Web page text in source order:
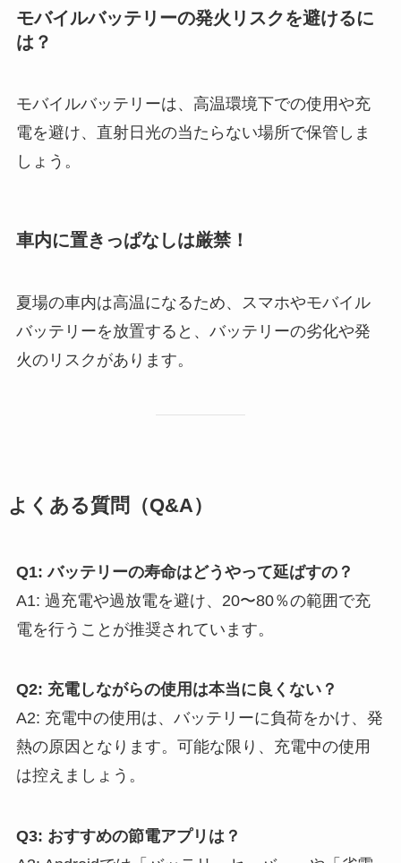
モバイルバッテリーの発火リスクを避けるに
は？
モバイルバッテリーは、高温環境下での使用や充
電を避け、直射日光の当たらない場所で保管しま
しょう。
車内に置きっぱなしは厳禁！
夏場の車内は高温になるため、スマホやモバイル
バッテリーを放置すると、バッテリーの劣化や発
火のリスクがあります。
よくある質問（Q&A）
Q1: バッテリーの寿命はどうやって延ばすの？
A1: 過充電や過放電を避け、20〜80％の範囲で充
電を行うことが推奨されています。
Q2: 充電しながらの使用は本当に良くない？
A2: 充電中の使用は、バッテリーに負荷をかけ、発
熱の原因となります。可能な限り、充電中の使用
は控えましょう。
Q3: おすすめの節電アプリは？